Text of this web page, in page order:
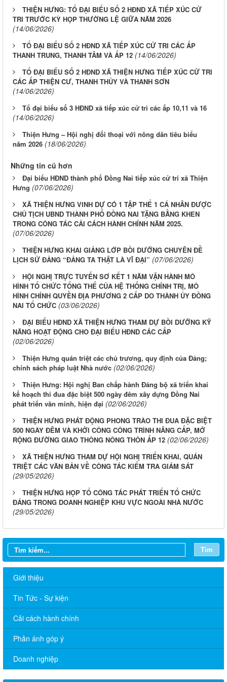
THIỆN HƯNG: TỔ ĐẠI BIỂU SỐ 2 HĐND XÃ TIẾP XÚC CỬ
TRI TRƯỚC KỲ HỌP THƯỜNG LỆ GIỮA NĂM 2026
(14/06/2026)
TỔ ĐẠI BIỂU SỐ 2 HĐND XÃ TIẾP XÚC CỬ TRI CÁC ẤP
THANH TRUNG, THANH TÂM VÀ ẤP 12 (14/06/2026)
TỔ ĐẠI BIỂU SỐ 2 HĐND XÃ THIỆN HƯNG TIẾP XÚC CỬ TRI
CÁC ẤP THIỆN CƯ, THANH THỦY VÀ THANH SƠN
(14/06/2026)
Tổ đại biểu số 3 HĐND xã tiếp xúc cử tri các ấp 10,11 và 16
(14/06/2026)
Thiện Hưng – Hội nghị đối thoại với nông dân tiêu biểu
năm 2026 (18/06/2026)
Những tin cũ hơn
Đại biểu HĐND thành phố Đồng Nai tiếp xúc cử tri xã Thiện
Hưng (07/06/2026)
XÃ THIỆN HƯNG VINH DỰ CÓ 1 TẬP THỂ 1 CÁ NHÂN ĐƯỢC
CHỦ TỊCH UBND THÀNH PHỐ ĐỒNG NAI TẶNG BẰNG KHEN
TRONG CÔNG TÁC CẢI CÁCH HÀNH CHÍNH NĂM 2025.
(07/06/2026)
THIỆN HƯNG KHAI GIẢNG LỚP BỒI DƯỠNG CHUYÊN ĐỀ
LỊCH SỬ ĐẢNG “ĐẢNG TA THẬT LÀ VĨ ĐẠI” (07/06/2026)
HỘI NGHỊ TRỰC TUYẾN SƠ KẾT 1 NĂM VẬN HÀNH MÔ
HÌNH TỔ CHỨC TỔNG THỂ CỦA HỆ THỐNG CHÍNH TRỊ, MÔ
HÌNH CHÍNH QUYỀN ĐỊA PHƯƠNG 2 CẤP DO THÀNH ỦY ĐỒNG
NAI TỔ CHỨC (03/06/2026)
ĐẠI BIỂU HĐND XÃ THIỆN HƯNG THAM DỰ BỒI DƯỠNG KỸ
NĂNG HOẠT ĐỘNG CHO ĐẠI BIỂU HĐND CÁC CẤP
(02/06/2026)
Thiện Hưng quán triệt các chủ trương, quy định của Đảng;
chính sách pháp luật Nhà nước (02/06/2026)
Thiện Hưng: Hội nghị Ban chấp hành Đảng bộ xã triển khai
kế hoạch thi đua đặc biệt 500 ngày đêm xây dựng Đồng Nai
phát triển văn minh, hiện đại (02/06/2026)
THIỆN HƯNG PHÁT ĐỘNG PHONG TRÀO THI ĐUA ĐẶC BIỆT
500 NGÀY ĐÊM VÀ KHỞI CÔNG CÔNG TRÌNH NÂNG CẤP, MỞ
RỘNG ĐƯỜNG GIAO THÔNG NÔNG THÔN ẤP 12 (02/06/2026)
XÃ THIỆN HƯNG THAM DỰ HỘI NGHỊ TRIỂN KHAI, QUÁN
TRIỆT CÁC VĂN BẢN VỀ CÔNG TÁC KIỂM TRA GIÁM SÁT
(29/05/2026)
THIỆN HƯNG HỌP TỔ CÔNG TÁC PHÁT TRIỂN TỔ CHỨC
ĐẢNG TRONG DOANH NGHIỆP KHU VỰC NGOÀI NHÀ NƯỚC
(29/05/2026)
Tìm
Giới thiệu
Tin Tức - Sự kiện
Cải cách hành chính
Phản ánh góp ý
Doanh nghiệp